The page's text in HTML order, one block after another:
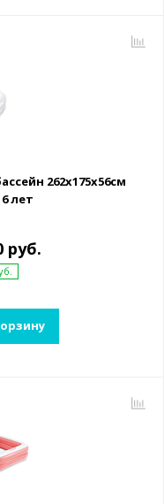
262х175х56см
лет
руб.